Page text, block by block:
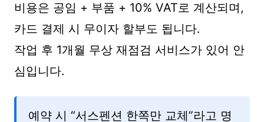
비용은 공임 + 부품 + 10% VAT로 계산되며,
카드 결제 시 무이자 할부도 됩니다.
작업 후 1개월 무상 재점검 서비스가 있어 안
심입니다.
예약 시 “서스펜션 한쪽만 교체”라고 명